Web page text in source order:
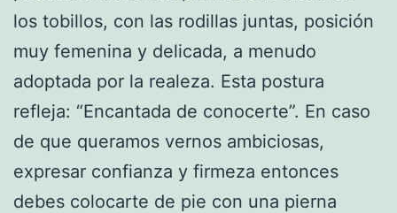
los tobillos, con las rodillas juntas, posición
muy femenina y delicada, a menudo
adoptada por la realeza. Esta postura
refleja: “Encantada de conocerte”. En caso
de que queramos vernos ambiciosas,
expresar confianza y firmeza entonces
debes colocarte de pie con una pierna